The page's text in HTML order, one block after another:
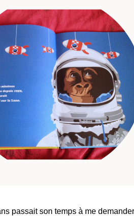
passait son temps à me demander